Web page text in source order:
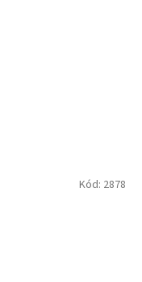
Kód: 2878